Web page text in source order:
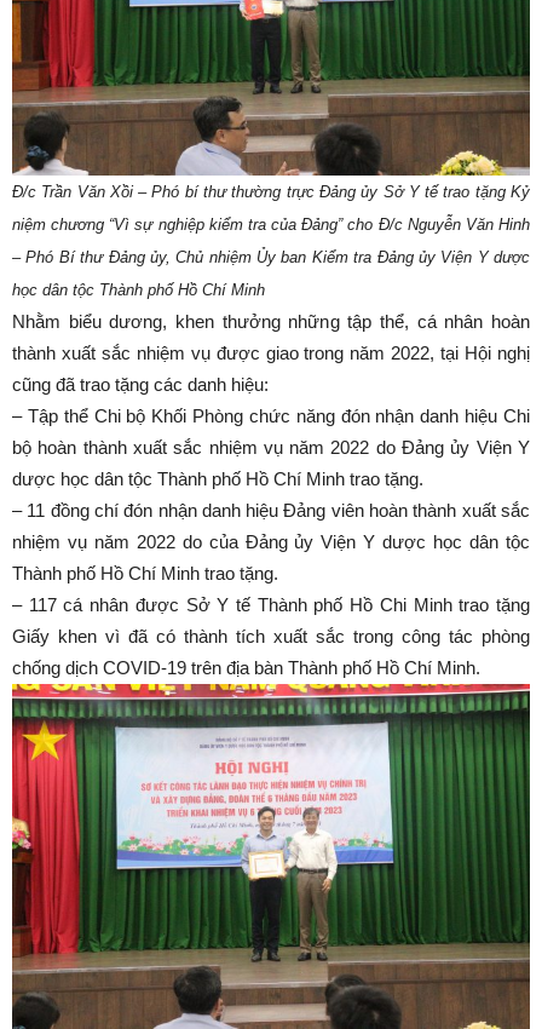
Đ/c Trần Văn Xồi – Phó bí thư thường trực Đảng ủy Sở Y tế trao tặng Kỷ
niệm chương “Vì sự nghiệp kiểm tra của Đảng” cho Đ/c Nguyễn Văn Hinh
– Phó Bí thư Đảng ủy, Chủ nhiệm Ủy ban Kiểm tra Đảng ủy Viện Y dược
học dân tộc Thành phố Hồ Chí Minh
Nhằm biểu dương, khen thưởng những tập thể, cá nhân hoàn
thành xuất sắc nhiệm vụ được giao trong năm 2022, tại Hội nghị
cũng đã trao tặng các danh hiệu:
– Tập thể Chi bộ Khối Phòng chức năng đón nhận danh hiệu Chi
bộ hoàn thành xuất sắc nhiệm vụ năm 2022 do Đảng ủy Viện Y
dược học dân tộc Thành phố Hồ Chí Minh trao tặng.
– 11 đồng chí đón nhận danh hiệu Đảng viên hoàn thành xuất sắc
nhiệm vụ năm 2022 do của Đảng ủy Viện Y dược học dân tộc
Thành phố Hồ Chí Minh trao tặng.
– 117 cá nhân được Sở Y tế Thành phố Hồ Chi Minh trao tặng
Giấy khen vì đã có thành tích xuất sắc trong công tác phòng
chống dịch COVID-19 trên địa bàn Thành phố Hồ Chí Minh.